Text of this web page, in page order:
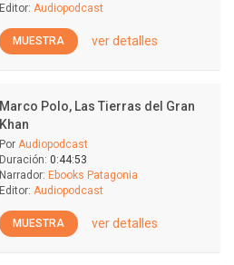
Editor: Audiopodcast
MUESTRA ver detalles
Marco Polo, Las Tierras del Gran
Khan
Por Audiopodcast
Duración: 0:44:53
Narrador: Ebooks Patagonia
Editor: Audiopodcast
MUESTRA ver detalles